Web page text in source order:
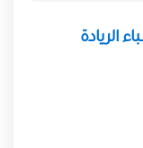
الريادة